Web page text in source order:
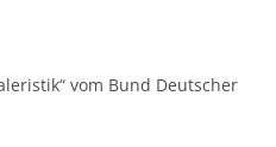
vom Bund Deutscher